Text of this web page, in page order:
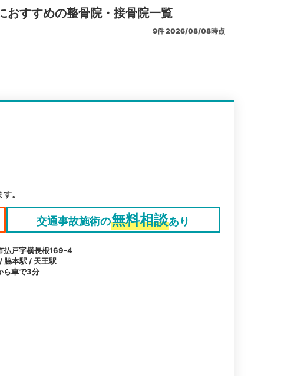
おすすめの整骨院・接骨院一覧
9件2026/08/08時点
。
交通事故施術の無料相談あり
払戸字横長根169-4
脇本駅 / 天王駅
ら車で3分